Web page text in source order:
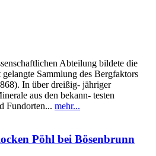
Abteilung bildete die
Sammlung des Bergfaktors
In über dreißig- jähriger
aus den bekann- testen
Fundorten... mehr...
Pöhl bei Bösenbrunn